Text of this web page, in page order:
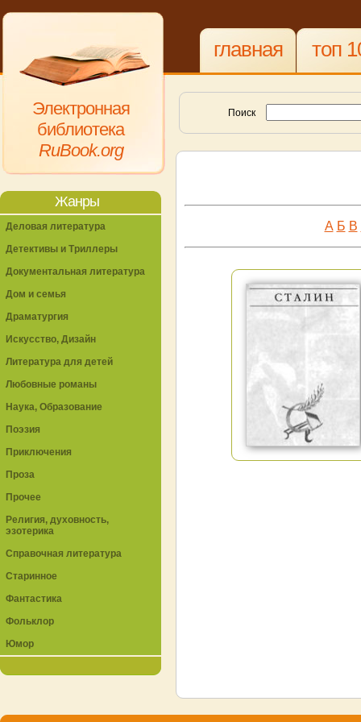
Электронная
библиотека
RuBook.org
главная топ
Поиск
А Б В
Жанры
Деловая литература
Детективы и Триллеры
Документальная литература
Дом и семья
Драматургия
Искусство, Дизайн
Литература для детей
Любовные романы
Наука, Образование
Поэзия
Приключения
Проза
Прочее
Религия, духовность,
эзотерика
Справочная литература
Старинное
Фантастика
Фольклор
Юмор